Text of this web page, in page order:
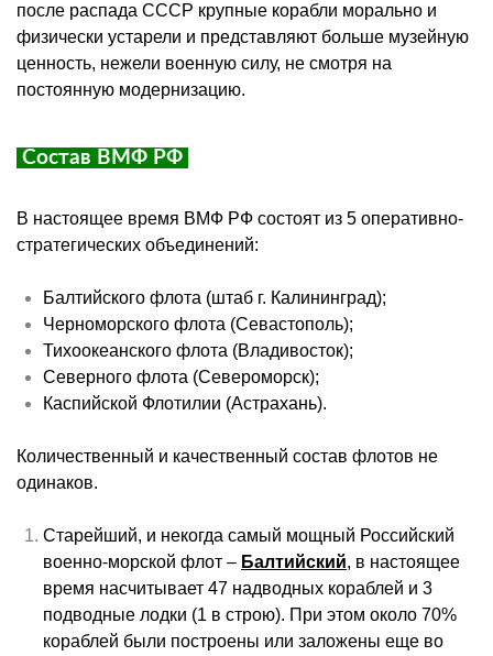
после распада СССР крупные корабли морально и
физически устарели и представляют больше музейную
ценность, нежели военную силу, не смотря на
постоянную модернизацию.
Состав ВМФ РФ
В настоящее время ВМФ РФ состоят из 5 оперативно-
стратегических объединений:
Балтийского флота (штаб г. Калининград);
Черноморского флота (Севастополь);
Тихоокеанского флота (Владивосток);
Северного флота (Североморск);
Каспийской Флотилии (Астрахань).
Количественный и качественный состав флотов не
одинаков.
Старейший, и некогда самый мощный Российский
военно-морской флот – Балтийский, в настоящее
время насчитывает 47 надводных кораблей и 3
подводные лодки (1 в строю). При этом около 70%
кораблей были построены или заложены еще во